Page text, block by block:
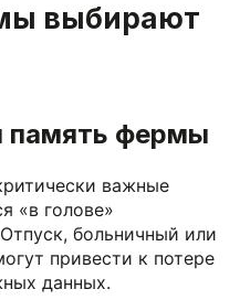
выбирают
память фермы
важные
«в голове»
больничный или
привести к потере
данных.